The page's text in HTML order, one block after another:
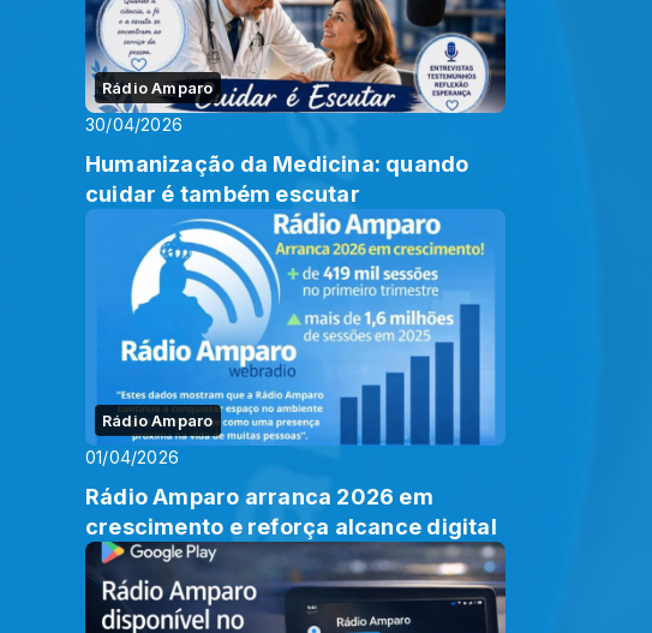
Rádio Amparo
30/04/2026
Humanização da Medicina: quando
cuidar é também escutar
Rádio Amparo
01/04/2026
Rádio Amparo arranca 2026 em
crescimento e reforça alcance digital